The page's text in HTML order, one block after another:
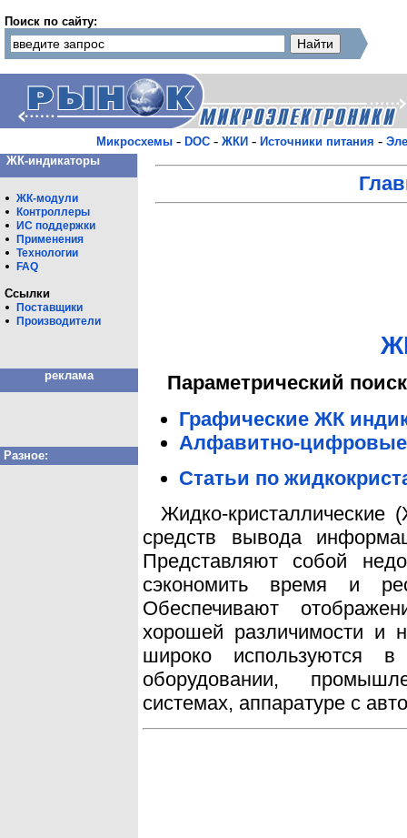
Поиск по сайту:
Микросхемы - DOC - ЖКИ - Источники питания -
ЖК-индикаторы
ЖК-модули
Контроллеры
ИС поддержки
Применения
Технологии
FAQ
Ссылки
Поставщики
Производители
реклама
Разное:
Параметрический
Графические ЖК
Алфавитно-
Статьи по
Жидко-
средств вывода
Представляют собой
сэкономить время и
Обеспечивают
хорошей различимости и
широко используются в
оборудовании,
системах, аппаратуре с